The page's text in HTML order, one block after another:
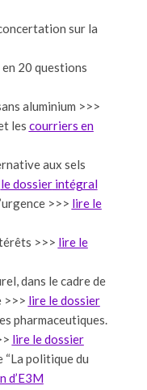
sur la
20 questions
aluminium >>>
les courriers en
aux sels
le dossierintégral
>>> lire le
>>> lire le
dans le cadre de
>>> lire le dossier
pharmaceutiques.
lire le dossier
politique du
d’E3M